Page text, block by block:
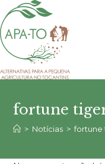
para
o
conteúdo
fortune
> Notícias > fortune